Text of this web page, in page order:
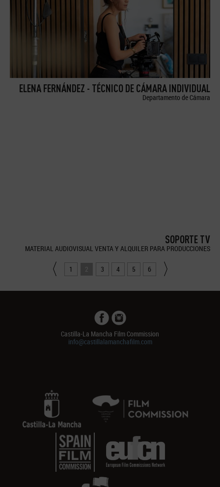
ELENA FERNÁNDEZ - TÉCNICO DE CÁMARA INDIVIDUAL
Departamento de Cámara
SOPORTE TV
MATERIAL AUDIOVISUAL VENTA Y ALQUILER PARA PRODUCCIONES
1 2 3 4 5 6
Castilla-La Mancha Film Commission
info@castillalamanchafilm.com